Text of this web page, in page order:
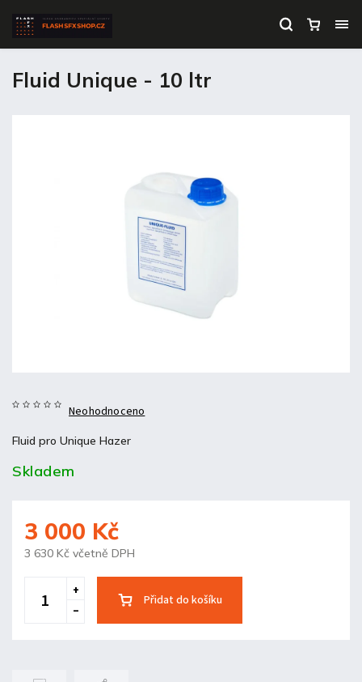
Fluid Unique - 10 ltr
Neohodnoceno
Fluid pro Unique Hazer
Skladem
3 000 Kč
3 630 Kč včetně DPH
Přidat do košíku